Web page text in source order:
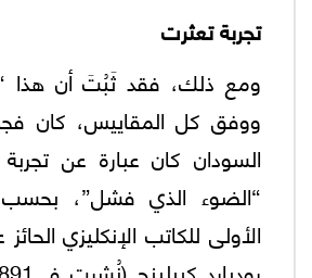
تجربة تعثرت
ومع ذلك، فقد ثَبُتَ أن هذا
ووفق كل المقاييس، كان
السودان كان عبارة عن
“الضوء الذي فشل”، بحسب
الأولى للكاتب الإنكليزي